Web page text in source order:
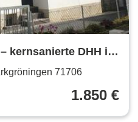
kernsanierte DHH in
71706
1.850 €